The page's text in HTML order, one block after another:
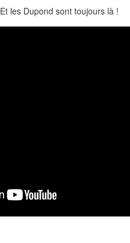
Et les Dupond sont toujours là !